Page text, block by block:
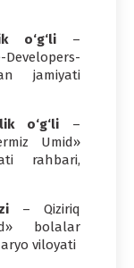
o‘g‘li–
jamiyati
o‘g‘li –
Umid»
rahbari,
– Qiziriq
bolalar
viloyati